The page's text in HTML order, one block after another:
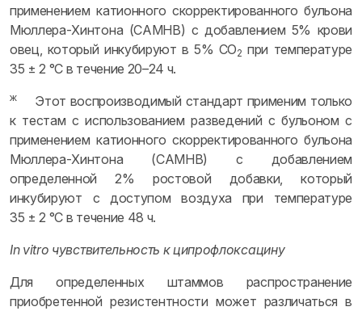
применением катионного скорректированного бульона
Мюллера-Хинтона (CAMHB) с добавлением 5% крови
овец, который инкубируют в 5% CO2 при температуре
35 ± 2 °C в течение 20–24 ч.
ж Этот воспроизводимый стандарт применим только
к тестам с использованием разведений с бульоном с
применением катионного скорректированного бульона
Мюллера-Хинтона (CAMHB) с добавлением
определенной 2% ростовой добавки, который
инкубируют с доступом воздуха при температуре
35 ± 2 °C в течение 48 ч.
In vitro чувствительность к ципрофлоксацину
Для определенных штаммов распространение
приобретенной резистентности может различаться в